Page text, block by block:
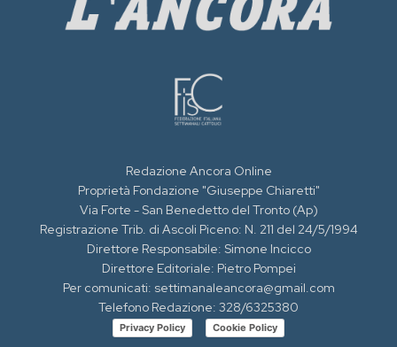
Redazione Ancora Online
Proprietà Fondazione "Giuseppe Chiaretti"
Via Forte - San Benedetto del Tronto (Ap)
Registrazione Trib. di Ascoli Piceno: N. 211 del 24/5/1994
Direttore Responsabile: Simone Incicco
Direttore Editoriale: Pietro Pompei
Per comunicati: settimanaleancora@gmail.com
Telefono Redazione: 328/6325380
Privacy Policy Cookie Policy